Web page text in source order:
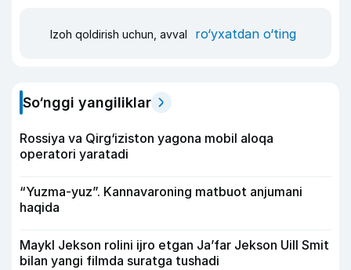
Izoh qoldirish uchun, avval ro‘yxatdan o‘ting
So‘nggi yangiliklar
Rossiya va Qirg‘iziston yagona mobil aloqa
operatori yaratadi
“Yuzma-yuz”. Kannavaroning matbuot anjumani
haqida
Maykl Jekson rolini ijro etgan Ja’far Jekson Uill Smit
bilan yangi filmda suratga tushadi